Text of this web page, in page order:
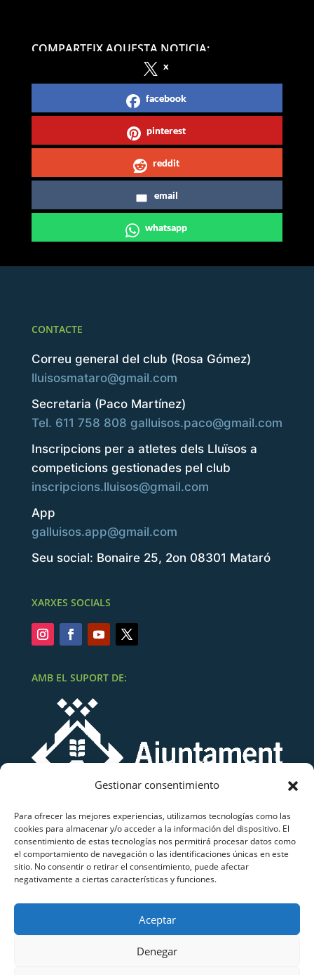
Gestionar consentimiento
Para ofrecer las mejores experiencias, utilizamos tecnologías como las
cookies para almacenar y/o acceder a la información del dispositivo. El
consentimiento de estas tecnologías nos permitirá procesar datos como
el comportamiento de navegación o las identificaciones únicas en este
sitio. No consentir o retirar el consentimiento, puede afectar
negativamente a ciertas características y funciones.
Aceptar
Denegar
COMPARTEIX AQUESTA NOTICIA:
x
facebook
pinterest
reddit
email
whatsapp
CONTACTE
Correu general del club (Rosa Gómez)
lluisosmataro@gmail.com
Secretaria (Paco Martínez)
Tel. 611 758 808 galluisos.paco@gmail.com
Inscripcions per a atletes dels Lluïsos a
competicions gestionades pel club
inscripcions.lluisos@gmail.com
App
galluisos.app@gmail.com
Seu social: Bonaire 25, 2on 08301 Mataró
XARXES SOCIALS
AMB EL SUPORT DE:
Grup Atletisme Lluïsos Mataró
Copyright © 2026 Grup Atletisme Lluïsos Mataró.